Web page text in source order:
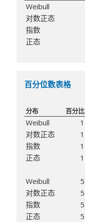
Weibull
对数正态
指数
正态
百分位数表格
分布
百分比
Weibull 1
对数正态
1
指数
1
正态
1
Weibull 5
对数正态
5
指数
5
正态
5